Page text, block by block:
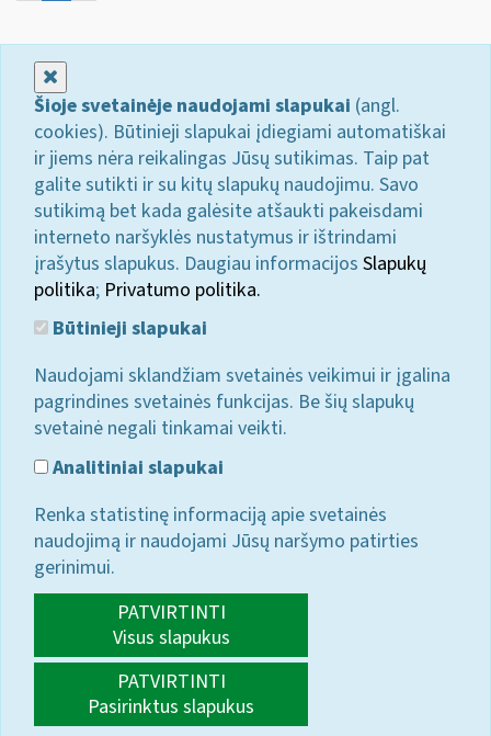
Šioje svetainėje naudojami slapukai (angl.
cookies). Būtinieji slapukai įdiegiami automatiškai
ir jiems nėra reikalingas Jūsų sutikimas. Taip pat
galite sutikti ir su kitų slapukų naudojimu. Savo
sutikimą bet kada galėsite atšaukti pakeisdami
interneto naršyklės nustatymus ir ištrindami
įrašytus slapukus. Daugiau informacijos Slapukų
politika; Privatumo politika.
Būtinieji slapukai
Naudojami sklandžiam svetainės veikimui ir įgalina
pagrindines svetainės funkcijas. Be šių slapukų
svetainė negali tinkamai veikti.
Analitiniai slapukai
Renka statistinę informaciją apie svetainės
naudojimą ir naudojami Jūsų naršymo patirties
gerinimui.
PATVIRTINTI
Visus slapukus
PATVIRTINTI
Pasirinktus slapukus